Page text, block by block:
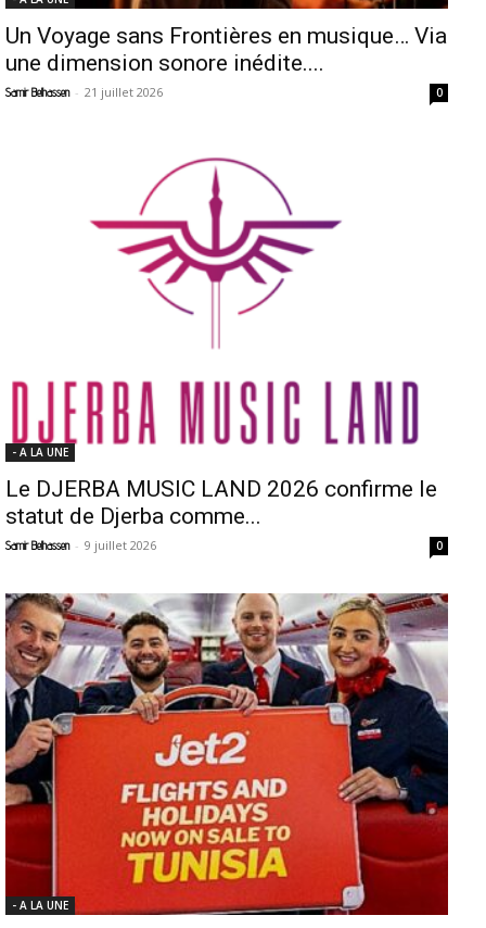
Un Voyage sans Frontières en musique… Via
une dimension sonore inédite....
Samir Belhassen - 21 juillet 2026 0
- A LA UNE
Le DJERBA MUSIC LAND 2026 confirme le
statut de Djerba comme...
Samir Belhassen - 9 juillet 2026 0
- A LA UNE